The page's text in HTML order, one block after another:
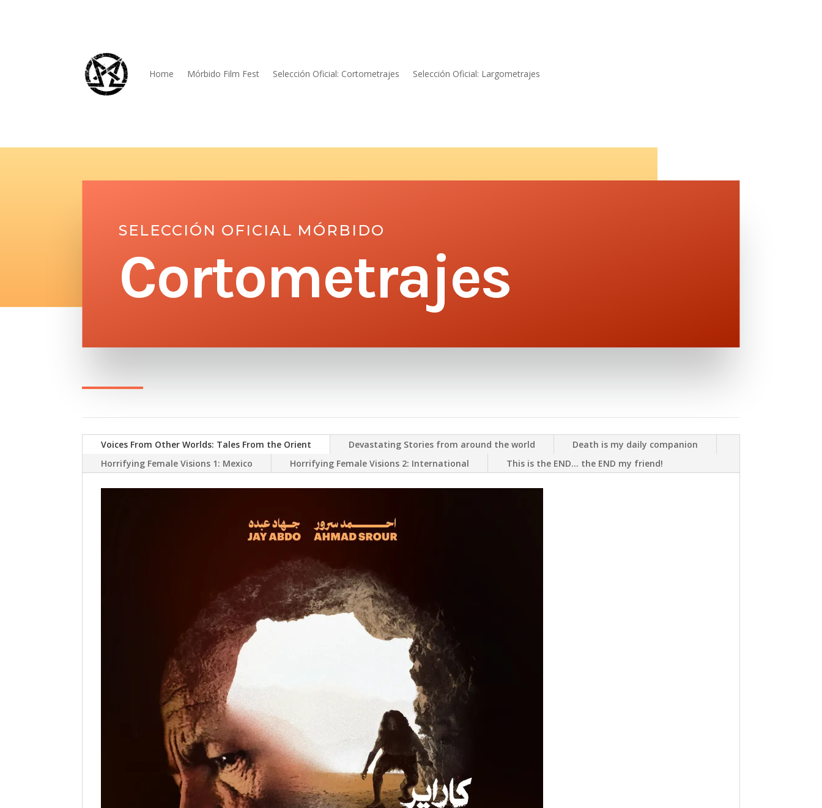
Home Mórbido Film Fest Selección Oficial: Cortometrajes Selección Oficial: Largometrajes
SELECCIÓN OFICIAL MÓRBIDO
Cortometrajes
Voices From Other Worlds: Tales From the Orient Devastating Stories from around the world
Death is my daily companion
Horrifying Female Visions 1: Mexico
Horrifying Female Visions 2: International This is the END... the END my friend!